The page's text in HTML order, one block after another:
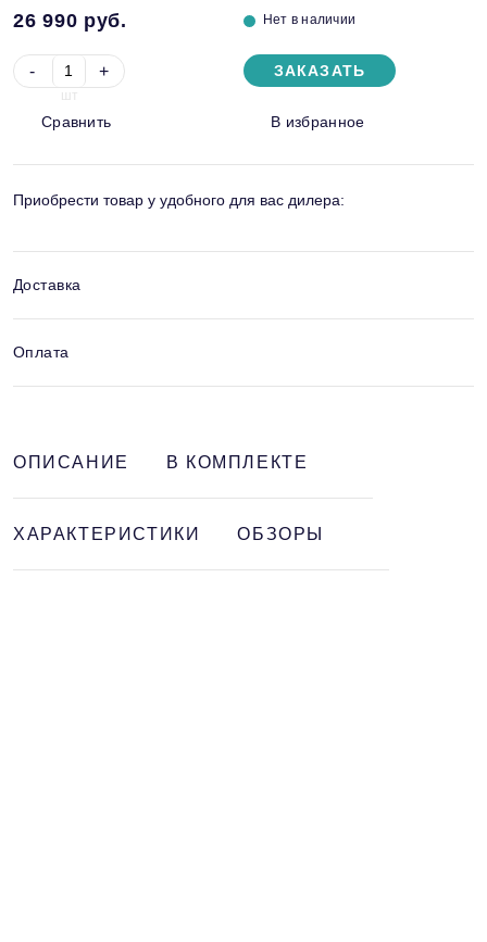
26 990 руб. Нет в наличии
- +
шт
ЗАКАЗАТЬ
Сравнить В избранное
Приобрести товар у удобного для вас дилера:
Доставка
Оплата
ОПИСАНИЕ В КОМПЛЕКТЕ
ХАРАКТЕРИСТИКИ ОБЗОРЫ